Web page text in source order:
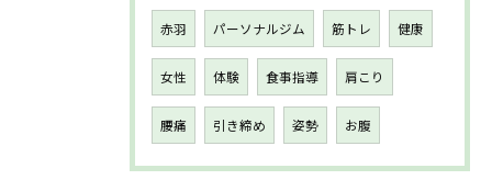
赤羽 パーソナルジム 筋トレ 健康
女性 体験 食事指導 肩こり
腰痛 引き締め 姿勢 お腹